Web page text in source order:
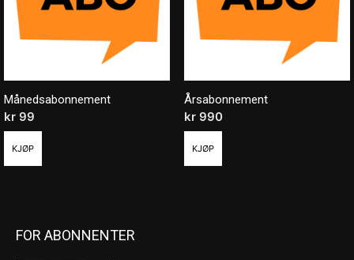
Månedsabonnement
kr 99
KJØP
Årsabonnement
kr990
KJØP
FOR ABONNENTER